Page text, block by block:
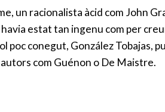
un racionalista àcid com John
estat tan ingenu com per
poc conegut, González Tobajas,
com Guénon o De Maistre.